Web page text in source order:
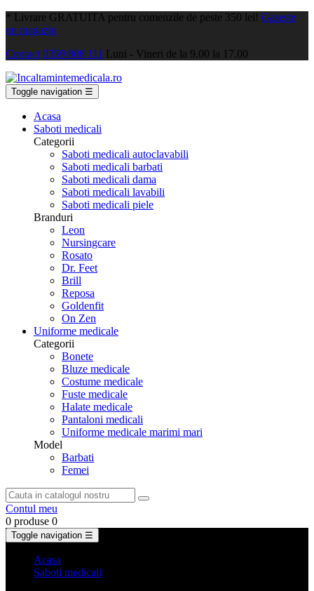
* Livrare GRATUITA pentru comenzile de peste 350 lei! Gaseste
un magazin
Contact 0359 808 111 Luni - Vineri de la 9.00 la 17.00
Toggle navigation ☰
Acasa
Saboti medicali
Categorii
Saboti medicali autoclavabili
Saboti medicali barbati
Saboti medicali dama
Saboti medicali lavabili
Saboti medicali piele
Branduri
Leon
Nursingcare
Rosato
Dr. Feet
Brill
Reposa
Goldenfit
On Zen
Uniforme medicale
Categorii
Bonete
Bluze medicale
Costume medicale
Fuste medicale
Halate medicale
Pantaloni medicali
Uniforme medicale marimi mari
Model
Barbati
Femei
Contul meu
0 produse 0
Toggle navigation ☰
Acasa
Saboti medicali